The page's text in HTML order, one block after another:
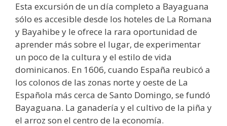
Esta excursión de un día completo a Bayaguana
sólo es accesible desde los hoteles de La Romana
y Bayahibe y le ofrece la rara oportunidad de
aprender más sobre el lugar, de experimentar
un poco de la cultura y el estilo de vida
dominicanos. En 1606, cuando España reubicó a
los colonos de las zonas norte y oeste de La
Española más cerca de Santo Domingo, se fundó
Bayaguana. La ganadería y el cultivo de la piña y
el arroz son el centro de la economía.